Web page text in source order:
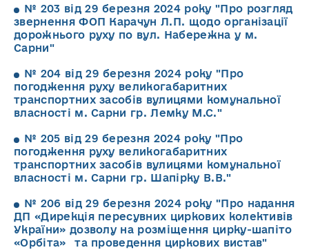
№ 203 від 29 березня 2024 року "Про розгляд
звернення ФОП Карачун Л.П. щодо організації
дорожнього руху по вул. Набережна у м.
Сарни"
№ 204 від 29 березня 2024 року "Про
погодження руху великогабаритних
транспортних засобів вулицями комунальної
власності м. Сарни гр. Лемку М.С."
№ 205 від 29 березня 2024 року "Про
погодження руху великогабаритних
транспортних засобів вулицями комунальної
власності м. Сарни гр. Шапірку В.В."
№ 206 від 29 березня 2024 року "Про надання
ДП «Дирекція пересувних циркових колективів
України» дозволу на розміщення цирку-шапіто
«Орбіта» та проведення циркових вистав"